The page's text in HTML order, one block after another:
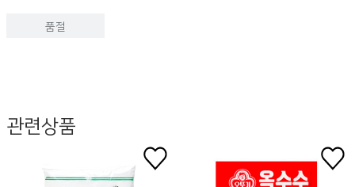
품절
관련상품